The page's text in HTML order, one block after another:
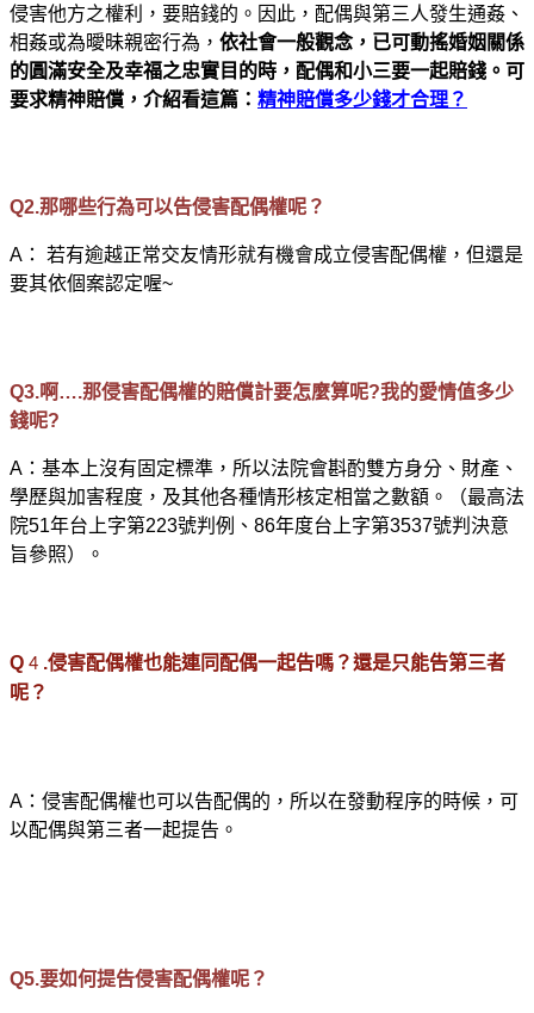
侵害他方之權利，要賠錢的。因此，配偶與第三人發生通姦、
相姦或為曖昧親密行為， 依社會一般觀念，已可動搖婚姻關係
的圓滿安全及幸福之忠實目的時，配偶和小三要一起賠錢。可
要求精神賠償，介紹看這篇： 精神賠償多少錢才合理？
Q2.那哪些行為可以告侵害配偶權呢？
A： 若有逾越正常交友情形就有機會成立侵害配偶權，但還是
要其依個案認定喔~
Q3.啊….那侵害配偶權的賠償計要怎麼算呢?我的愛情值多少
錢呢?
A：基本上沒有固定標準，所以法院會斟酌雙方身分、財產、
學歷與加害程度，及其他各種情形核定相當之數額。（最高法
院51年台上字第223號判例、86年度台上字第3537號判決意
旨參照）。
Q 4 .侵害配偶權也能連同配偶一起告嗎？還是只能告第三者
呢？
A ：侵害配偶權也可以告配偶的，所以在發動程序的時候，可
以配偶與第三者一起提告。
Q5.要如何提告侵害配偶權呢？